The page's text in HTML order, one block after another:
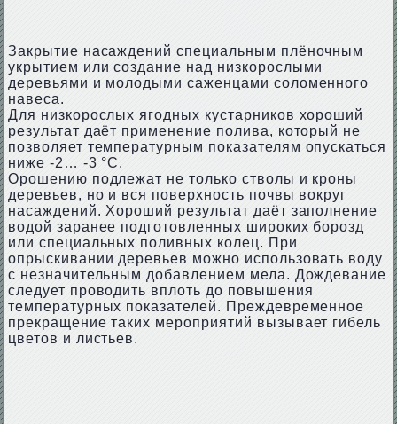
Закрытие насаждений специальным плёночным
укрытием или создание над низкорослыми
деревьями и молодыми саженцами соломенного
навеса.
Для низкорослых ягодных кустарников хороший
результат даёт применение полива, который не
позволяет температурным показателям опускаться
ниже -2… -3 °С.
Орошению подлежат не только стволы и кроны
деревьев, но и вся поверхность почвы вокруг
насаждений. Хороший результат даёт заполнение
водой заранее подготовленных широких борозд
или специальных поливных колец. При
опрыскивании деревьев можно использовать воду
с незначительным добавлением мела. Дождевание
следует проводить вплоть до повышения
температурных показателей. Преждевременное
прекращение таких мероприятий вызывает гибель
цветов и листьев.